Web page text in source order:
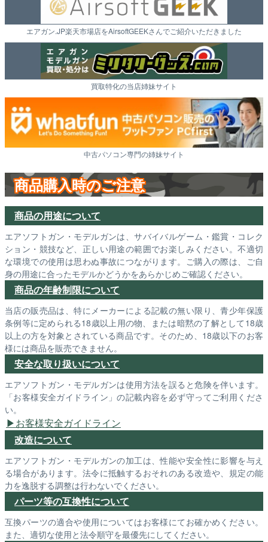
エアガン.JP楽天市場店をAirsoftGEEKさんでご紹介いただきました
買取特化の当店姉妹サイト
中古パソコン専門の姉妹サイト
商品購入時のご注意
商品の用途について
エアソフトガン・モデルガンは、サバイバルゲーム・鑑賞・コレク
ション・競技など、正しい用途の範囲でお楽しみください。不適切
な環境での使用は思わぬ事故につながります。ご購入の際は、ご自
身の用途に合ったモデルかどうかをあらかじめご確認ください。
商品の年齢制限について
当店の販売品は、特にメーカーによる記載の無い限り、青少年保護
条例等に定められる18歳以上用の物、または暗黙の了解として18歳
以上の方を対象とされている商品です。そのため、18歳以下のお客
様には商品を販売できません。
安全な取り扱いについて
エアソフトガン・モデルガンは使用方法を誤ると危険を伴います。
「お客様安全ガイドライン」の記載内容を必ず守ってご利用くださ
い。
お客様安全ガイドライン
改造について
エアソフトガン・モデルガンの加工は、性能や安全性に影響を与え
る場合があります。法令に抵触するおそれのある改造や、規定の能
力を逸脱する調整は行わないでください。
パーツ等の互換性について
互換パーツの適合や使用についてはお客様にてお確かめください。
また、適切な使用と法令順守を最優先にしてください。